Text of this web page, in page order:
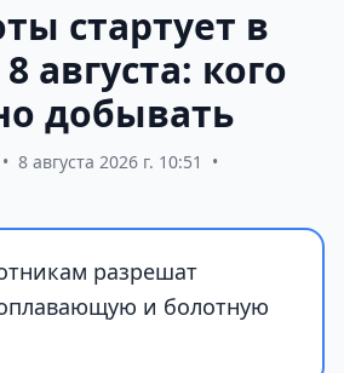
стартует в
августа: кого
добывать
• 8 августа 2026 г. 10:51
•
разрешат
и болотную